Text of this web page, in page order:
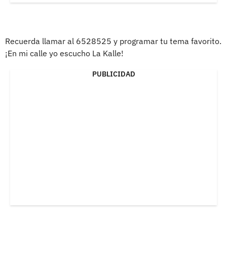
Recuerda llamar al 6528525 y programar tu tema favorito.
¡En mi calle yo escucho La Kalle!
PUBLICIDAD